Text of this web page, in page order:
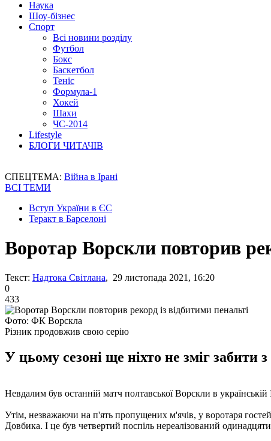
Наука
Шоу-бізнес
Спорт
Всі новини розділу
Футбол
Бокс
Баскетбол
Теніс
Формула-1
Хокей
Шахи
ЧС-2014
Lifestyle
БЛОГИ ЧИТАЧІВ
СПЕЦТЕМА: Війна в Ірані
ВСІ ТЕМИ
Вступ України в ЄС
Теракт в Барселоні
Воротар Ворскли повторив
Текст: Надтока Світлана, 29 листопада 2021, 16:20
0
433
Фото: ФК Ворскла
Різник продовжив свою серію
У цьому сезоні ще ніхто не зміг забити
Невдалим був останній матч полтавської Ворскли в
Утім, незважаючи на п'ять пропущених м'ячів, у воротаря
Довбика. І це був четвертий поспіль нереалізований